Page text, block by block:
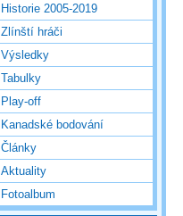
Historie 2005-2019
Zlínští hráči
Výsledky
Tabulky
Play-off
Kanadské bodování
Články
Aktuality
Fotoalbum